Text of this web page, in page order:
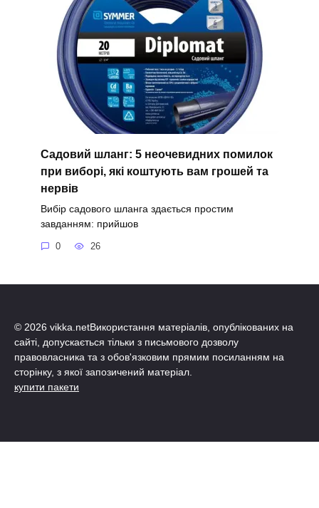
Садовий шланг: 5 неочевидних помилок
при виборі, які коштують вам грошей та
нервів
Вибір садового шланга здається простим
завданням: прийшов
0 26
© 2026 vikka.netВикористання матеріалів, опублікованих на
сайті, допускається тільки з письмового дозволу
правовласника та з обов'язковим прямим посиланням на
сторінку, з якої запозичений матеріал.
купити пакети